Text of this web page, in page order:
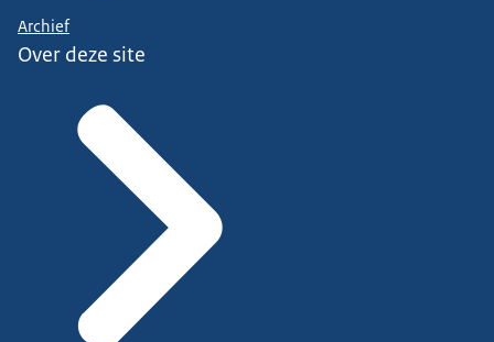
Archief
Over deze site